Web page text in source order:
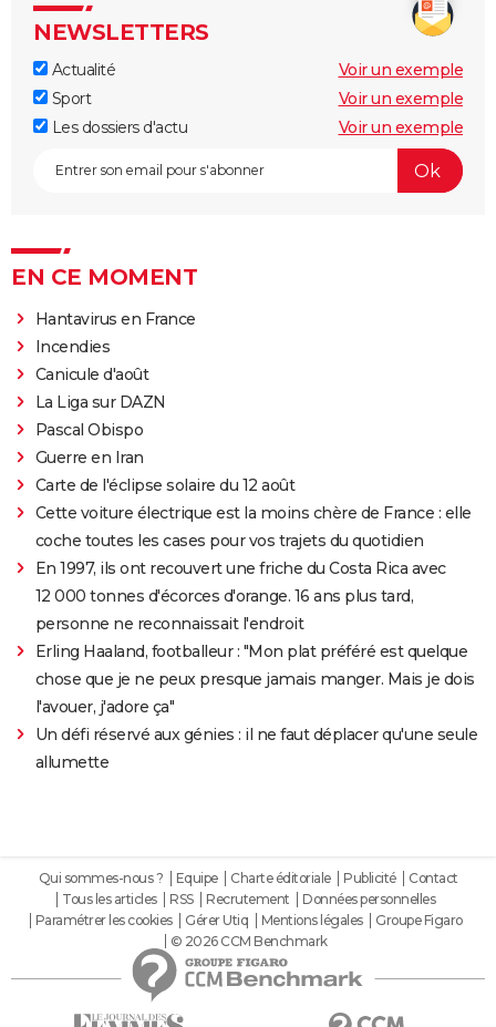
NEWSLETTERS
Actualité
Voir un exemple
Sport
Voir un exemple
Les dossiers d'actu
Voir un exemple
EN CE MOMENT
Hantavirus en France
Incendies
Canicule d'août
La Liga sur DAZN
Pascal Obispo
Guerre en Iran
Carte de l'éclipse solaire du 12 août
Cette voiture électrique est la moins chère de France : elle
coche toutes les cases pour vos trajets du quotidien
En 1997, ils ont recouvert une friche du Costa Rica avec
12 000 tonnes d'écorces d'orange. 16 ans plus tard,
personne ne reconnaissait l'endroit
Erling Haaland, footballeur : "Mon plat préféré est quelque
chose que je ne peux presque jamais manger. Mais je dois
l'avouer, j'adore ça"
Un défi réservé aux génies : il ne faut déplacer qu'une seule
allumette
Qui sommes-nous ? Equipe Charte éditoriale Publicité
Contact
Tous les articles
RSS Recrutement
Données personnelles
Paramétrer les cookies
Gérer Utiq Mentions légales
Groupe Figaro
© 2026 CCM Benchmark